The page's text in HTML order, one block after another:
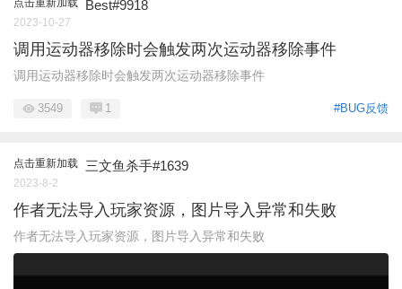
Best#9918
2023-10-27
调用运动器移除时会触发两次运动器移除事件
调用运动器移除时会触发两次运动器移除事件
#BUG反馈
3549 1
点击重新加载 三文鱼杀手#1639
2023-8-2
作者无法导入玩家资源，图片导入异常和失败
作者无法导入玩家资源，图片导入异常和失败